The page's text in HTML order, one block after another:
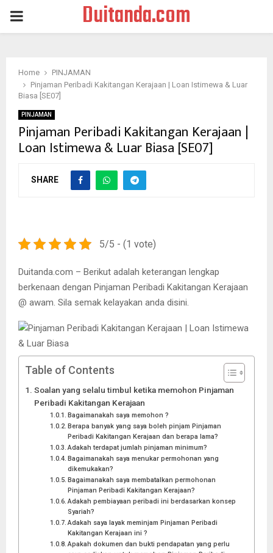
PRIMARY
Duitanda.com
Home
PINJAMAN
Pinjaman Peribadi Kakitangan Kerajaan | Loan Istimewa & Luar
Biasa [SE07]
PINJAMAN
Pinjaman Peribadi Kakitangan Kerajaan |
Loan Istimewa & Luar Biasa [SE07]
SHARE
5/5 - (1 vote)
Duitanda.com – Berikut adalah keterangan lengkap
berkenaan dengan Pinjaman Peribadi Kakitangan Kerajaan
@ awam. Sila semak kelayakan anda disini.
Table of Contents
Soalan yang selalu timbul ketika memohon Pinjaman
Peribadi Kakitangan Kerajaan
Bagaimanakah saya memohon ?
Berapa banyak yang saya boleh pinjam Pinjaman
Peribadi Kakitangan Kerajaan dan berapa lama?
Adakah terdapat jumlah pinjaman minimum?
Bagaimanakah saya menukar permohonan yang
dikemukakan?
Bagaimanakah saya membatalkan permohonan
Pinjaman Peribadi Kakitangan Kerajaan?
Adakah pembiayaan peribadi ini berdasarkan konsep
Syariah?
Adakah saya layak meminjam Pinjaman Peribadi
Kakitangan Kerajaan ini ?
Apakah dokumen dan bukti pendapatan yang perlu